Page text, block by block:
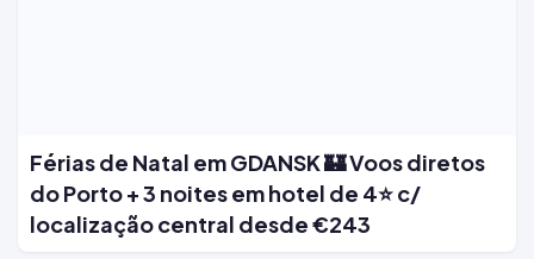
Férias de Natal em GDANSK 🏰 Voos diretos
do Porto + 3 noites em hotel de 4⭐ c/
localização central desde €243